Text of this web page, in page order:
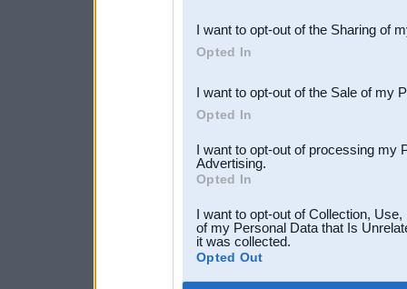
Downstream Participants
third parties.
I want to opt-out of the Sharing of
Opted In
I want to opt-out of the Sale of my
Opted In
I want to opt-out of processing my
Advertising.
Opted In
I want to opt-out of Collection,
of my Personal Data that Is
it was collected.
Opted Out